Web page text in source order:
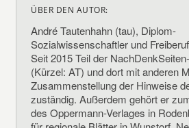
ÜBER DEN AUTOR:
André Tautenhahn (tau), Diplom-
Sozialwissenschaftler und
Seit 2015 Teil der
(Kürzel: AT) und dort mit anderen
Zusammenstellung der Hinweise
zuständig. Außerdem gehört er
des Oppermann-Verlages in